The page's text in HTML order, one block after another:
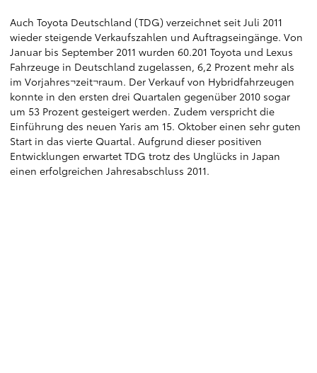
Auch Toyota Deutschland (TDG) verzeichnet seit Juli 2011
wieder steigende Verkaufszahlen und Auftragseingänge. Von
Januar bis September 2011 wurden 60.201 Toyota und Lexus
Fahrzeuge in Deutschland zugelassen, 6,2 Prozent mehr als
im Vorjahres¬zeit¬raum. Der Verkauf von Hybridfahrzeugen
konnte in den ersten drei Quartalen gegenüber 2010 sogar
um 53 Prozent gesteigert werden. Zudem verspricht die
Einführung des neuen Yaris am 15. Oktober einen sehr guten
Start in das vierte Quartal. Aufgrund dieser positiven
Entwicklungen erwartet TDG trotz des Unglücks in Japan
einen erfolgreichen Jahresabschluss 2011.